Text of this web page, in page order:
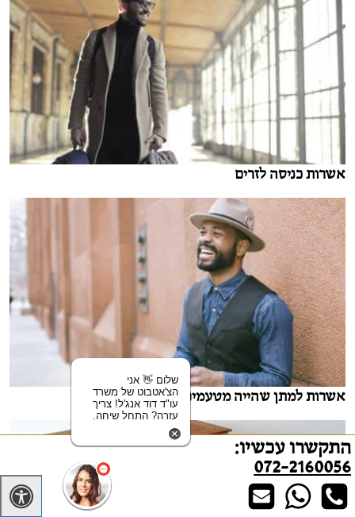
אשרות כניסה לזרים
אשרות למתן שהייה מטעמים הומניטאריים
התקשרו עכשיו:
072-2160056
שלום 👋 אני
הצ'אטבוט של משרד
עו"ד דוד אנג'ל! צריך
עזרה? התחל שיחה.